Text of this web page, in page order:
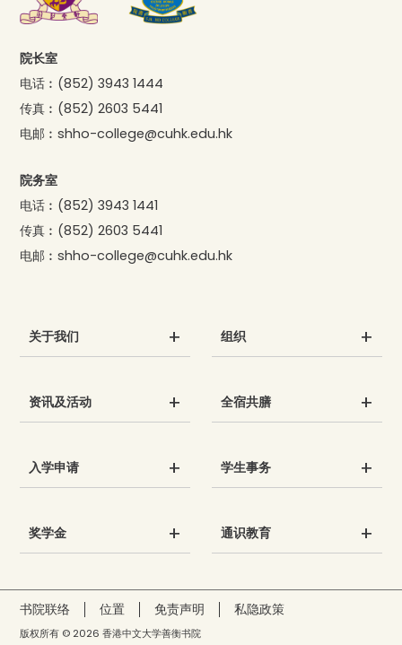
院长室
电话︰ (852) 3943 1444
传真︰ (852) 2603 5441
电邮︰shho-college@cuhk.edu.hk
院务室
电话︰ (852) 3943 1441
传真︰ (852) 2603 5441
电邮︰shho-college@cuhk.edu.hk
关于我们 组织
资讯及活动 全宿共膳
入学申请 学生事务
奖学金 通识教育
书院联络 位置 免责声明 私隐政策
版权所有 © 2026 香港中文大学善衡书院